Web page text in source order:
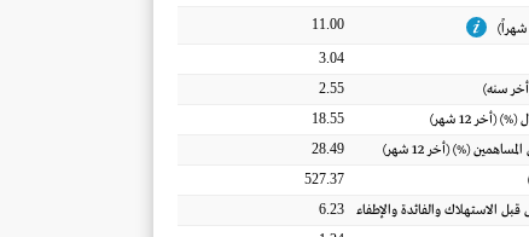
11.00
3.04
سنه)
2.55
(%) (أخر 12 شهر)
18.55
(%) (أخر 12 شهر)
28.49
527.37
قبل الاستهلاك والفائدة والإطفاء
6.23